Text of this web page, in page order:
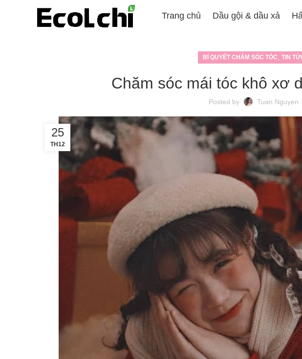
Trang chủ Dầu gội & dầu xả
BÍ QUYẾT CHĂM SÓC TÓC TIN
Chăm sóc mái tóc khô xơ
Posted by Tuan Nguyen
25
TH12